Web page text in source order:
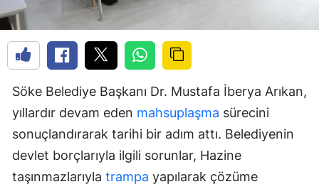
Söke Belediye Başkanı Dr. Mustafa İberya Arıkan,
yıllardır devam eden mahsuplaşma sürecini
sonuçlandırarak tarihi bir adım attı. Belediyenin
devlet borçlarıyla ilgili sorunlar, Hazine
taşınmazlarıyla trampa yapılarak çözüme